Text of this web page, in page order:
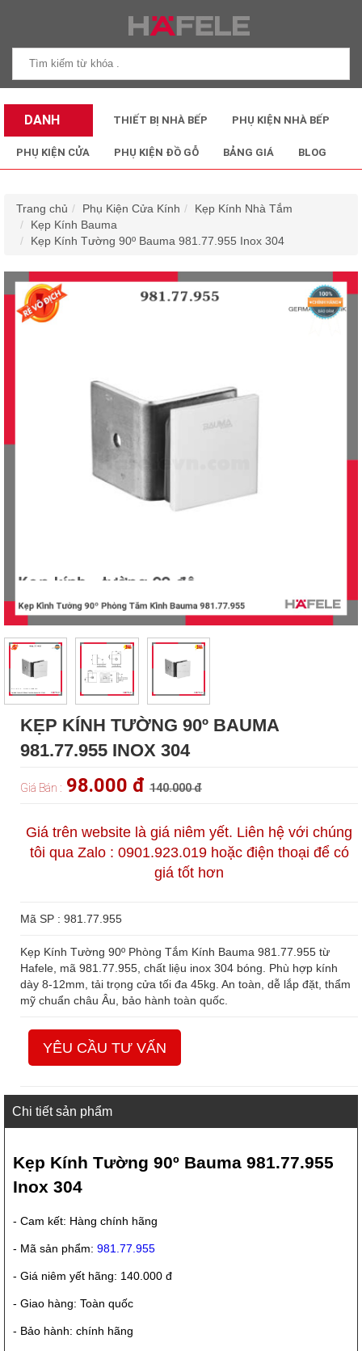
DANH
MỤC SẢN
THIẾT BỊ NHÀ BẾP PHỤ KIỆN NHÀ BẾP
PHỤ KIỆN CỬA PHỤ KIỆN ĐỒ GỖ BẢNG GIÁ BLOG
Trang chủ Phụ Kiện Cửa Kính
Kẹp Kính Nhà Tắm
Kẹp Kính Bauma
Kẹp Kính Tường 90º Bauma 981.77.955 Inox 304
KẸP KÍNH TƯỜNG 90º BAUMA
981.77.955 INOX 304
Giá Bán : 98.000 đ 140.000 đ
Giá trên website là giá niêm yết. Liên hệ với chúng
tôi qua Zalo : 0901.923.019 hoặc điện thoại để có
giá tốt hơn
Mã SP : 981.77.955
Kẹp Kính Tường 90º Phòng Tắm Kính Bauma 981.77.955 từ
Hafele, mã 981.77.955, chất liệu inox 304 bóng. Phù hợp kính
dày 8-12mm, tải trọng cửa tối đa 45kg. An toàn, dễ lắp đặt, thẩm
mỹ chuẩn châu Âu, bảo hành toàn quốc.
YÊU CẦU TƯ VẤN
Chi tiết sản phẩm
Kẹp Kính Tường 90º Bauma 981.77.955
Inox 304
- Cam kết: Hàng chính hãng
- Mã sản phẩm: 981.77.955
- Giá niêm yết hãng: 140.000 đ
- Giao hàng: Toàn quốc
- Bảo hành: chính hãng